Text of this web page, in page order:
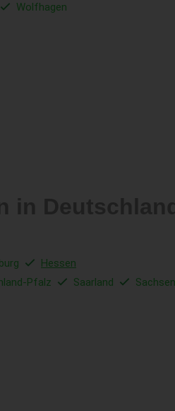
Wolfhagen
Hessen
Pfalz Saarland
Sachsen